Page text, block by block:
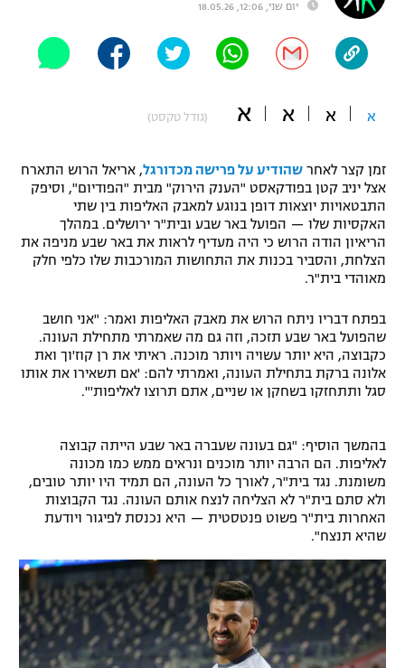
"מחצית בשכונה" – פודקאסט
תקנון עבור פעילות אלקטרה
תקנון עבור פעילות ספורט 1 – "מרלן"
גיימינג E-Sports
תנאי שימוש
מדיניות פרטיות
תקנון פעילות ספורט 1
הצטרפות לחבילת הערוצים
לוח דרושים – ג'ובנט
המגזין
אופניים
כדורמים
פוטבול אמריקאי NFL
בייסבול MLB
ספורט אתגרי ואקסטרים
גיימינג E-Sports
יום שני, 12:06, 18.05.26
א א א א (גודל טקסט)
זמן קצר לאחר שהודיע על פרישה מכדורגל, אריאל הרוש התארח
אצל יניב קטן בפודקאסט "הענק הירוק" מבית "הפודיום", וסיפק
התבטאויות יוצאות דופן בנוגע למאבק האליפות בין שתי
האקסיות שלו — הפועל באר שבע ובית"ר ירושלים. במהלך
הריאיון הודה הרוש כי היה מעדיף לראות את באר שבע מניפה את
הצלחת, והסביר בכנות את התחושות המורכבות שלו כלפי חלק
מאוהדי בית"ר.
בפתח דבריו ניתח הרוש את מאבק האליפות ואמר: "אני חושב
שהפועל באר שבע תזכה, וזה גם מה שאמרתי מתחילת העונה.
כקבוצה, היא יותר עשויה ויותר מוכנה. ראיתי את רן קוז'וך ואת
אלונה ברקת בתחילת העונה, ואמרתי להם: 'אם תשאירו את אותו
סגל ותתחזקו בשחקן או שניים, אתם תרוצו לאליפות'".
בהמשך הוסיף: "גם בעונה שעברה באר שבע הייתה קבוצה
לאליפות. הם הרבה יותר מוכנים ונראים ממש כמו מכונה
משומנת. נגד בית"ר, לאורך כל העונה, הם תמיד היו יותר טובים,
ולא סתם בית"ר לא הצליחה לנצח אותם העונה. נגד הקבוצות
האחרות בית"ר פשוט פנטסטית — היא נכנסת לפיגור ויודעת
שהיא תנצח".